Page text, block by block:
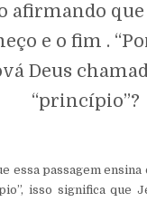
afirmando que
e o fim .
Deus
“princípio”?
essa passagem ensina
isso significa que